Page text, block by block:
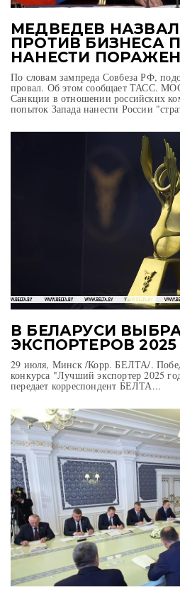
МЕДВЕДЕВ
ПРОТИВ БИЗНЕСА
НАНЕСТИ
По словам зампреда Совбеза РФ,
провал. Об этом сообщает ТАСС.
Санкции в отношении российских
попыток Запада нанести России
В БЕЛАРУСИ
ЭКСПОРТЕРОВ
29 июля, Минск /Корр. БЕЛТА/.
конкурса "Лучший экспортер 2025
передает корреспондент БЕЛТА...